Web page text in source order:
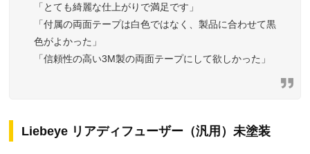
「とても綺麗な仕上がりで満足です」
「付属の両面テープは白色ではなく、製品に合わせて黒
色がよかった」
「信頼性の高い3M製の両面テープにして欲しかった」
Liebeye リアディフューザー（汎用）未塗装